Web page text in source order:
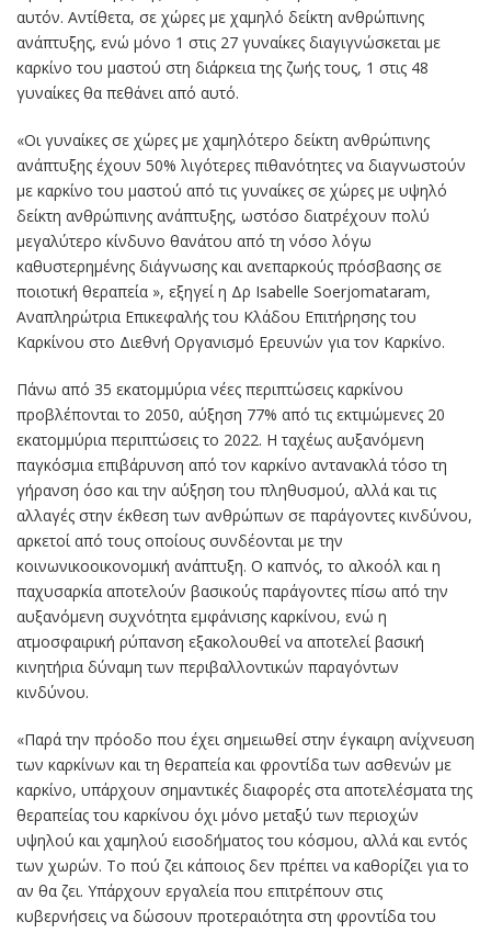
αυτόν. Αντίθετα, σε χώρες με χαμηλό δείκτη ανθρώπινης
ανάπτυξης, ενώ μόνο 1 στις 27 γυναίκες διαγιγνώσκεται με
καρκίνο του μαστού στη διάρκεια της ζωής τους, 1 στις 48
γυναίκες θα πεθάνει από αυτό.
«Οι γυναίκες σε χώρες με χαμηλότερο δείκτη ανθρώπινης
ανάπτυξης έχουν 50% λιγότερες πιθανότητες να διαγνωστούν
με καρκίνο του μαστού από τις γυναίκες σε χώρες με υψηλό
δείκτη ανθρώπινης ανάπτυξης, ωστόσο διατρέχουν πολύ
μεγαλύτερο κίνδυνο θανάτου από τη νόσο λόγω
καθυστερημένης διάγνωσης και ανεπαρκούς πρόσβασης σε
ποιοτική θεραπεία », εξηγεί η Δρ Isabelle Soerjomataram,
Αναπληρώτρια Επικεφαλής του Κλάδου Επιτήρησης του
Καρκίνου στο Διεθνή Οργανισμό Ερευνών για τον Καρκίνο.
Πάνω από 35 εκατομμύρια νέες περιπτώσεις καρκίνου
προβλέπονται το 2050, αύξηση 77% από τις εκτιμώμενες 20
εκατομμύρια περιπτώσεις το 2022. Η ταχέως αυξανόμενη
παγκόσμια επιβάρυνση από τον καρκίνο αντανακλά τόσο τη
γήρανση όσο και την αύξηση του πληθυσμού, αλλά και τις
αλλαγές στην έκθεση των ανθρώπων σε παράγοντες κινδύνου,
αρκετοί από τους οποίους συνδέονται με την
κοινωνικοοικονομική ανάπτυξη. Ο καπνός, το αλκοόλ και η
παχυσαρκία αποτελούν βασικούς παράγοντες πίσω από την
αυξανόμενη συχνότητα εμφάνισης καρκίνου, ενώ η
ατμοσφαιρική ρύπανση εξακολουθεί να αποτελεί βασική
κινητήρια δύναμη των περιβαλλοντικών παραγόντων
κινδύνου.
«Παρά την πρόοδο που έχει σημειωθεί στην έγκαιρη ανίχνευση
των καρκίνων και τη θεραπεία και φροντίδα των ασθενών με
καρκίνο, υπάρχουν σημαντικές διαφορές στα αποτελέσματα της
θεραπείας του καρκίνου όχι μόνο μεταξύ των περιοχών
υψηλού και χαμηλού εισοδήματος του κόσμου, αλλά και εντός
των χωρών. Το πού ζει κάποιος δεν πρέπει να καθορίζει για το
αν θα ζει. Υπάρχουν εργαλεία που επιτρέπουν στις
κυβερνήσεις να δώσουν προτεραιότητα στη φροντίδα του